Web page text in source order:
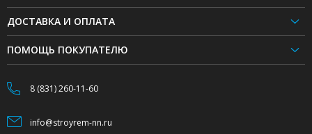
ДОСТАВКА И ОПЛАТА
ПОМОЩЬ ПОКУПАТЕЛЮ
8 (831) 260-11-60
info@stroyrem-nn.ru